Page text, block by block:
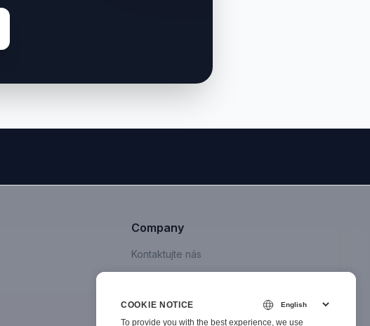
Company
Kontaktujte nás
COOKIE NOTICE
To provide you with the best experience, we use